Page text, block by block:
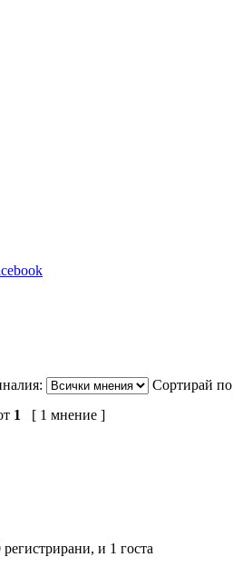
Сортирай по
1 [ 1 мнение ]
и 1 госта